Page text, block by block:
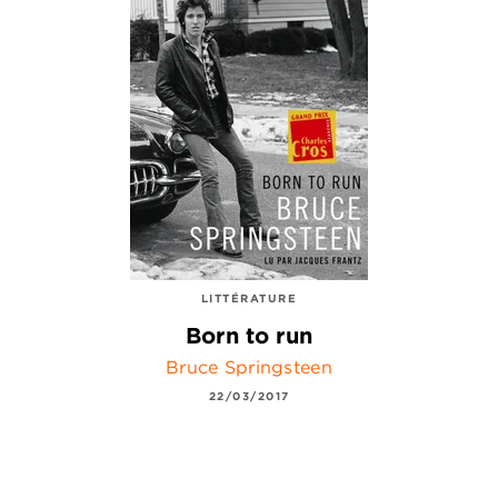
LITTÉRATURE
Born to run
Bruce Springsteen
22/03/2017